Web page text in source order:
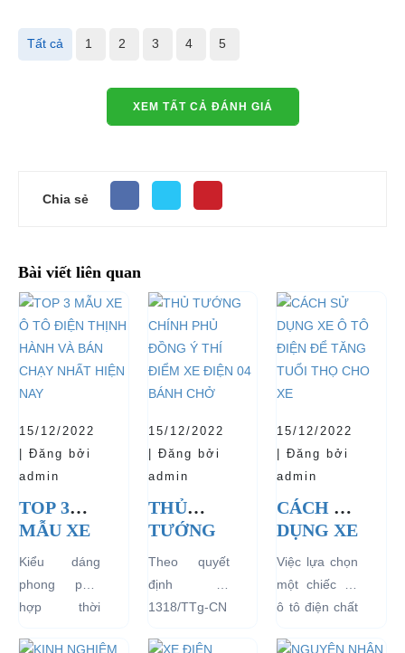
Tất cả 1 2 3 4 5
XEM TẤT CẢ ĐÁNH GIÁ
Chia sẻ
Bài viết liên quan
15/12/2022
| Đăng bởi
admin
TOP 3
MẪU XE
Ô TÔ
ĐIỆN
THỊNH
HÀNH
VÀ BÁN
Kiểu dáng
phong phú,
hợp thời
15/12/2022
| Đăng bởi
admin
THỦ
TƯỚNG
CHÍNH
PHỦ
ĐỒNG Ý
ĐIỂM XE
Theo quyết
định số
1318/TTg-CN
15/12/2022
| Đăng bởi
admin
CÁCH SỬ
DỤNG XE
Ô TÔ
ĐIỆN ĐỂ
TĂNG
TUỔI
THỌ
Việc lựa chọn
một chiếc xe
ô tô điện chất